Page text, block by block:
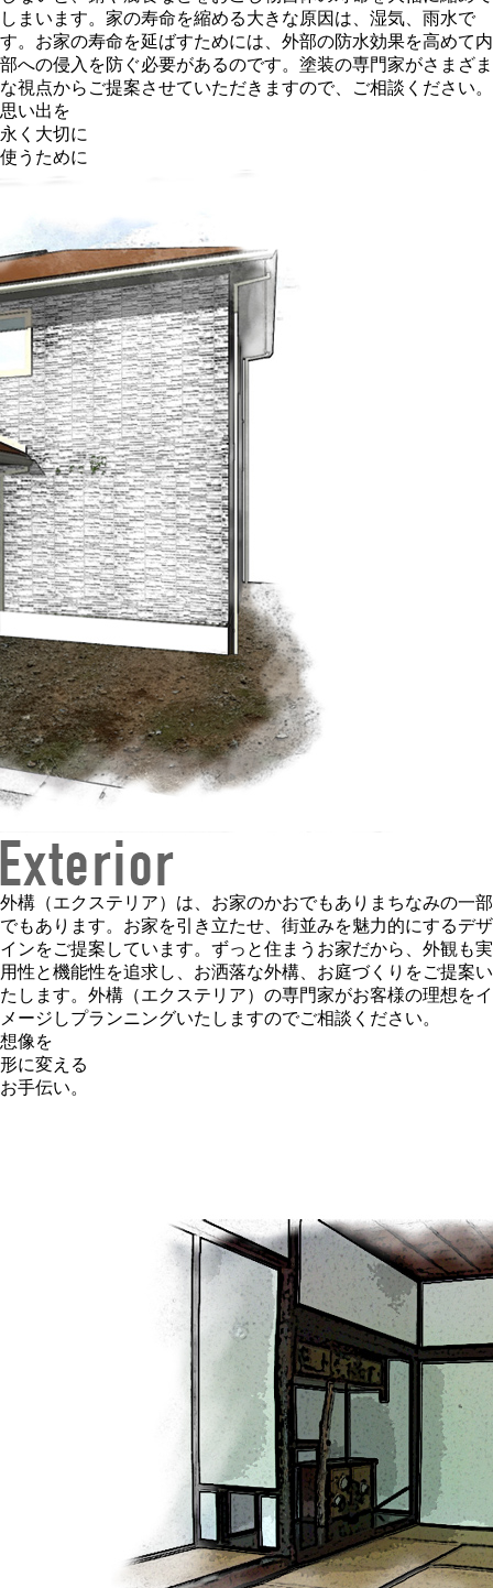
しまいます。家の寿命を縮める大きな原因は、湿気、雨水で
す。お家の寿命を延ばすためには、外部の防水効果を高めて内
部への侵入を防ぐ必要があるのです。塗装の専門家がさまざま
な視点からご提案させていただきますので、ご相談ください。
思い出を
永く大切に
使うために
外構（エクステリア）は、お家のかおでもありまちなみの一部
でもあります。お家を引き立たせ、街並みを魅力的にするデザ
インをご提案しています。ずっと住まうお家だから、外観も実
用性と機能性を追求し、お洒落な外構、お庭づくりをご提案い
たします。外構（エクステリア）の専門家がお客様の理想をイ
メージしプランニングいたしますのでご相談ください。
想像を
形に変える
お手伝い。